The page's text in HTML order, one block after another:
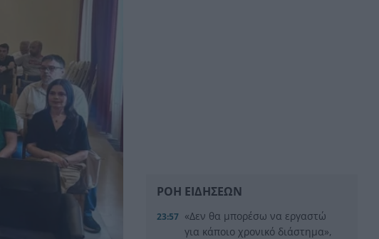
ΡΟΗ ΕΙΔΗΣΕΩΝ
23:57 «Δεν θα μπορέσω να εργαστώ
για κάποιο χρονικό διάστημα»,